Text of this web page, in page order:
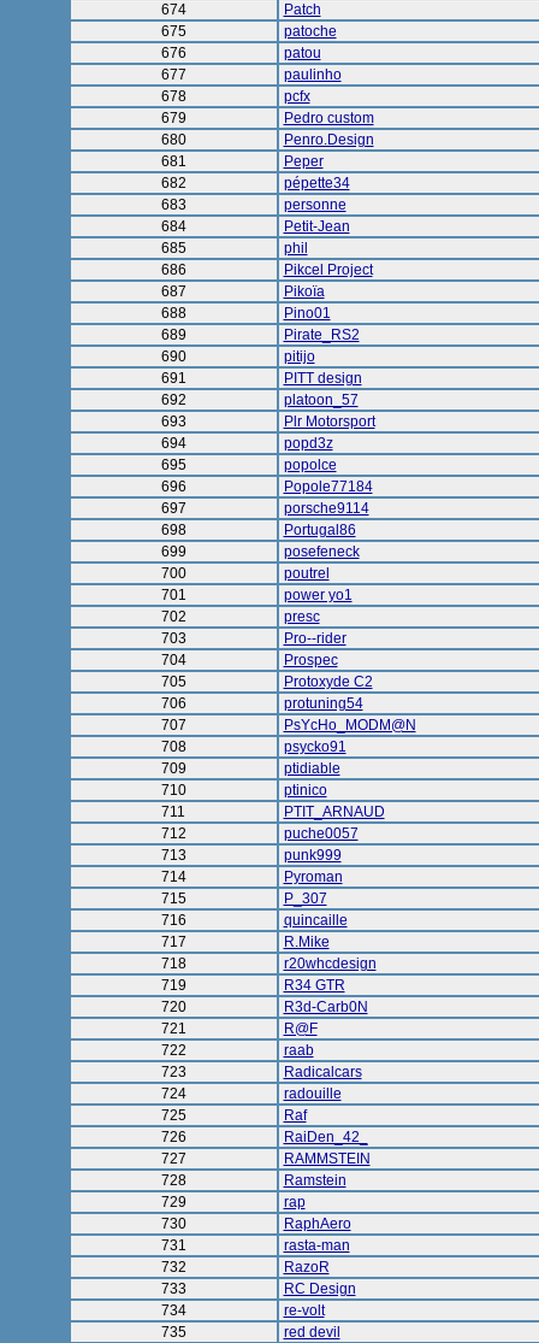
674
Patch
675
patoche
676
patou
677
paulinho
678
pcfx
679
Pedro custom
680
Penro.Design
681
Peper
682
pépette34
683
personne
684
Petit-Jean
685
phil
686
Pikcel Project
687
Pikoïa
688
Pino01
689
Pirate_RS2
690
pitijo
691
PITT design
692
platoon_57
693
Plr Motorsport
694
popd3z
695
popolce
696
Popole77184
697
porsche9114
698
Portugal86
699
posefeneck
700
poutrel
701
power yo1
702
presc
703
Pro--rider
704
Prospec
705
Protoxyde C2
706
protuning54
707
PsYcHo_MODM@N
708
psycko91
709
ptidiable
710
ptinico
711
PTIT_ARNAUD
712
puche0057
713
punk999
714
Pyroman
715
P_307
716
quincaille
717
R.Mike
718
r20whcdesign
719
R34 GTR
720
R3d-Carb0N
721
R@F
722
raab
723
Radicalcars
724
radouille
725
Raf
726
RaiDen_42_
727
RAMMSTEIN
728
Ramstein
729
rap
730
RaphAero
731
rasta-man
732
RazoR
733
RC Design
734
re-volt
735
red devil